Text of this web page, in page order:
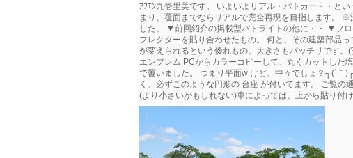
ｱﾌｴﾝ九壱里美です。 いよいよリアル・パトカー・・と
まり、覆面までならリアルで完全再現を目指します。
した。 ▼前回紹介の掲載型パトライトの他に・・ ▼フ
フレクターを貼り合わせたもの。 何と、その建築部品
が変えられるという優れもの。大きさもバッチリです
エンブレム PCからカラーコピーして、丸くカットした
で覆いました。 つまり平面w けど、中々でしょ？┐(´｀
く、必ずこのような円形の 台座 が付いてます。 ご覧の
(より小さいかもしれない)車によっては、上から貼り付